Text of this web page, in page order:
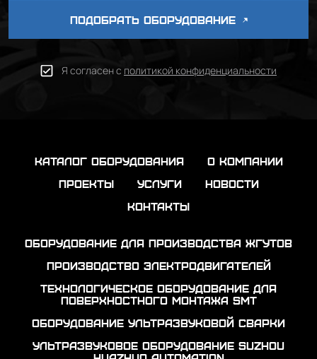
ПОДОБРАТЬ ОБОРУДОВАНИЕ
Я согласен с политикой конфиденциальности
каталог оборудования
о компании
проекты
услуги
новости
контакты
Оборудование для производства жгутов
Производство электродвигателей
Технологическое оборудование для
поверхностного монтажа SMT
Оборудование ультразвуковой сварки
Ультразвуковое оборудование Suzhou